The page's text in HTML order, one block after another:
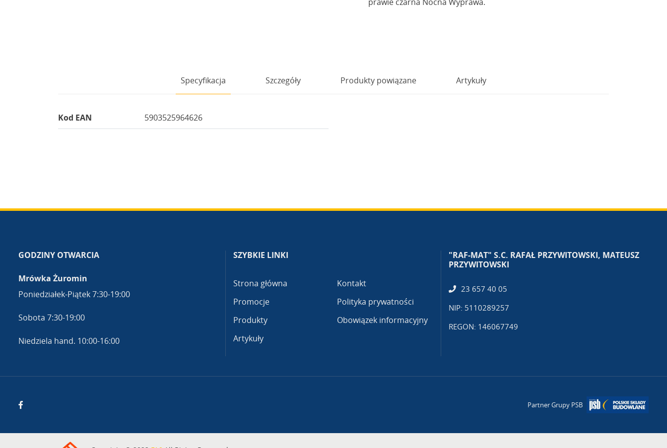
Specyfikacja Szczegóły Produkty powiązane Artykuły
Kod EAN 5903525964626
GODZINY OTWARCIA
Mrówka Żuromin
Poniedziałek-Piątek 7:30-19:00
Sobota 7:30-19:00
Niedziela hand. 10:00-16:00
SZYBKIE LINKI
Strona główna
Promocje
Produkty
Artykuły
Kontakt
Polityka prywatności
Obowiązek informacyjny
"RAF-MAT" S.C. RAFAŁ PRZYWITOWSKI, MATEUSZ
PRZYWITOWSKI
23 657 40 05
NIP: 5110289257
REGON: 146067749
Partner Grupy PSB